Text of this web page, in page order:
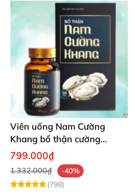
Viên uống Nam Cường
Khang bổ thận cường
dương dài lâu sung mãn
799.000₫
1.332.000₫
-40%
(798)